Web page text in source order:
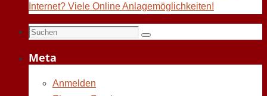
Internet? Viele Online Anlagemöglichkeiten!
Suchen
Suchen
Meta
Anmelden